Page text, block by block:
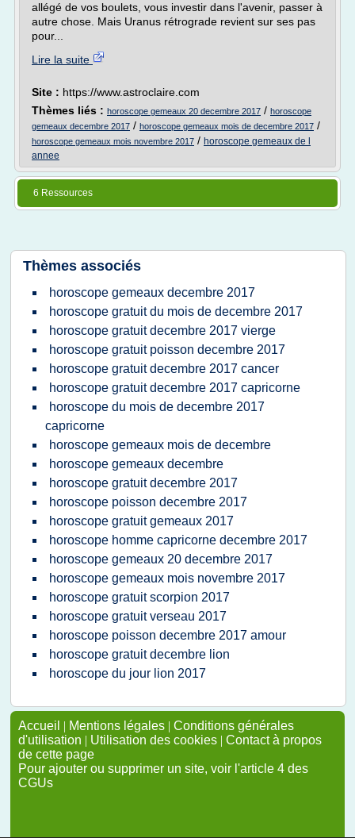
allégé de vos boulets, vous investir dans l'avenir, passer à
autre chose. Mais Uranus rétrograde revient sur ses pas
pour...
Lire la suite
Site : https://www.astroclaire.com
Thèmes liés : horoscope gemeaux 20 decembre 2017 / horoscope
gemeaux decembre 2017 / horoscope gemeaux mois de decembre 2017 /
horoscope gemeaux mois novembre 2017 / horoscope gemeaux de l
annee
6 Ressources
Thèmes associés
horoscope gemeaux decembre 2017
horoscope gratuit du mois de decembre 2017
horoscope gratuit decembre 2017 vierge
horoscope gratuit poisson decembre 2017
horoscope gratuit decembre 2017 cancer
horoscope gratuit decembre 2017 capricorne
horoscope du mois de decembre 2017
capricorne
horoscope gemeaux mois de decembre
horoscope gemeaux decembre
horoscope gratuit decembre 2017
horoscope poisson decembre 2017
horoscope gratuit gemeaux 2017
horoscope homme capricorne decembre 2017
horoscope gemeaux 20 decembre 2017
horoscope gemeaux mois novembre 2017
horoscope gratuit scorpion 2017
horoscope gratuit verseau 2017
horoscope poisson decembre 2017 amour
horoscope gratuit decembre lion
horoscope du jour lion 2017
Accueil | Mentions légales | Conditions générales
d'utilisation | Utilisation des cookies | Contact à propos
de cette page
Pour ajouter ou supprimer un site, voir l'article 4 des
CGUs